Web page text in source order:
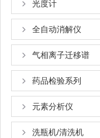
光度计
全自动消解仪
气相离子迁移谱
药品检验系列
元素分析仪
洗瓶机/清洗机